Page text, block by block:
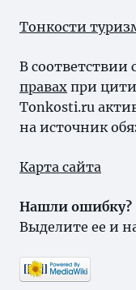
Тонкости
В соответствии
правах при
Tonkosti.ru
на источник
Карта сайта
Нашли ошибку?
Выделите ее и